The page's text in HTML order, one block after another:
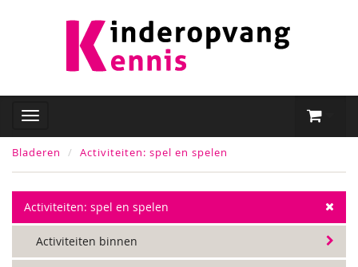
Bladeren Activiteiten: spel en spelen
Activiteiten: spel en spelen
Activiteiten binnen